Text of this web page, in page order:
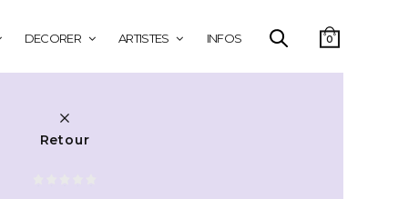
DECORER ARTISTES INFOS 0
Retour